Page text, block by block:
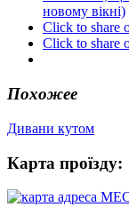
новому вікні)
Click to share
Click to share
Похожее
Дивани кутом
Карта проїзду: